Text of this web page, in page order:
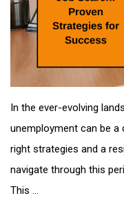
In the ever-evolving
unemployment can be a
right strategies and a
navigate through this
This ...